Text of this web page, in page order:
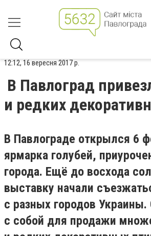
12:12, 16 вересня 2017 р.
В Павлоград
и редких
В Павлограде открылся 6
ярмарка голубей,
города. Ещё до восхода
выставку начали
с разных городов Украины.
с собой для продажи